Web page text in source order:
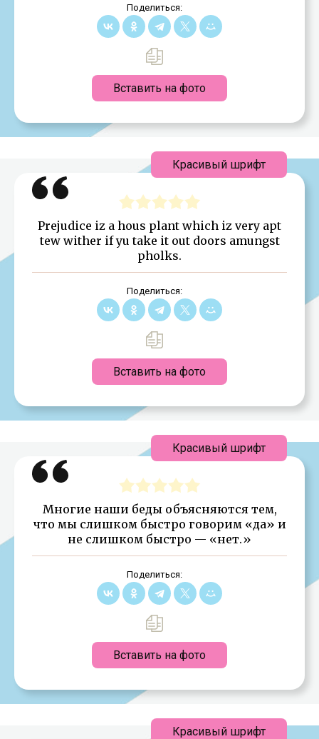
Поделиться:
Вставить на фото
Prejudice iz a hous plant which iz very apt
tew wither if yu take it out doors amungst
pholks.
Поделиться:
Вставить на фото
Красивый шрифт
Многие наши беды объясняются тем,
что мы слишком быстро говорим «да» и
не слишком быстро — «нет.»
Поделиться:
Вставить на фото
Красивый шрифт
Красивый шрифт